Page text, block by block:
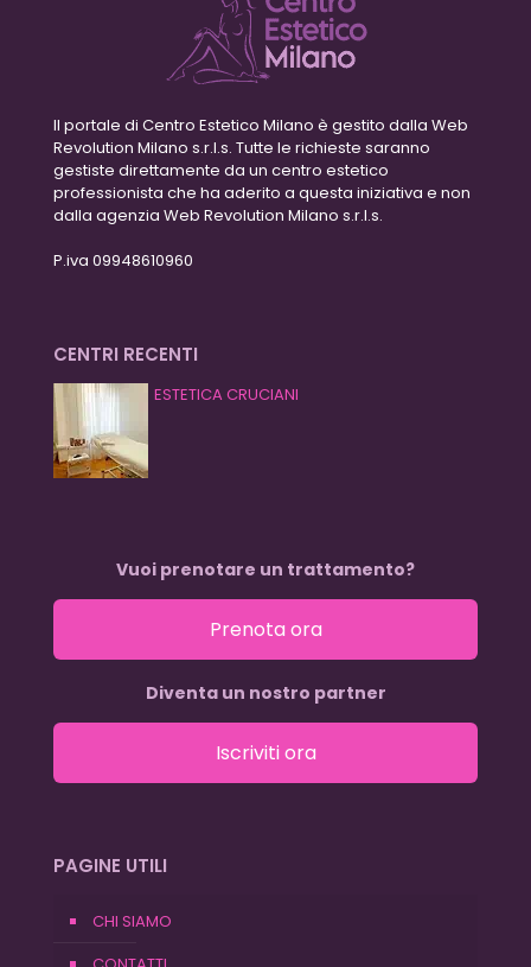
Il portale di Centro Estetico Milano è gestito dalla Web
Revolution Milano s.r.l.s. Tutte le richieste saranno
gestiste direttamente da un centro estetico
professionista che ha aderito a questa iniziativa e non
dalla agenzia Web Revolution Milano s.r.l.s.
P.iva 09948610960
CENTRI RECENTI
ESTETICA CRUCIANI
Vuoi prenotare un trattamento?
Prenota ora
Diventa un nostro partner
Iscriviti ora
PAGINE UTILI
CHI SIAMO